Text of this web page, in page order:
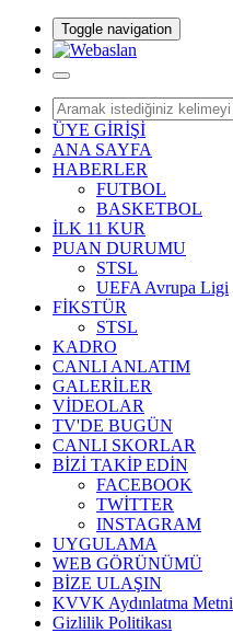
Toggle navigation
ÜYE GİRİŞİ
ANA SAYFA
HABERLER
FUTBOL
BASKETBOL
İLK 11 KUR
PUAN DURUMU
STSL
UEFA Avrupa Ligi
FİKSTÜR
STSL
KADRO
CANLI ANLATIM
GALERİLER
VİDEOLAR
TV'DE BUGÜN
CANLI SKORLAR
BİZİ TAKİP EDİN
FACEBOOK
TWİTTER
INSTAGRAM
UYGULAMA
WEB GÖRÜNÜMÜ
BİZE ULAŞIN
KVVK Aydınlatma Metni
Gizlilik Politikası